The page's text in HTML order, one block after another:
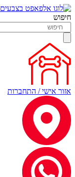
חיפוש
אזור אישי / התחברות